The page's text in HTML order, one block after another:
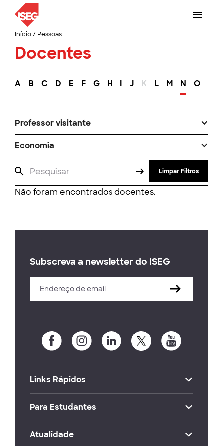
Início/ Pessoas
Docentes
A B C D E F G H I J K L M N O
Professor visitante
Economia
Limpar Filtros
Não foram encontrados docentes.
Subscreva a newsletter do ISEG
Links Rápidos
Para Estudantes
Atualidade